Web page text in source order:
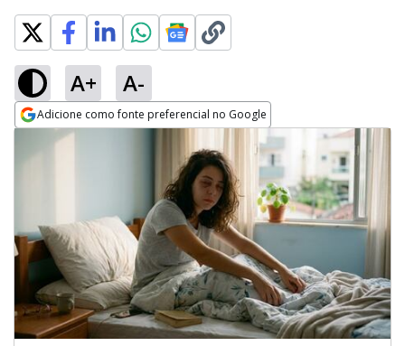
A+ A-
Adicione como fonte preferencial no Google
Opens in new window